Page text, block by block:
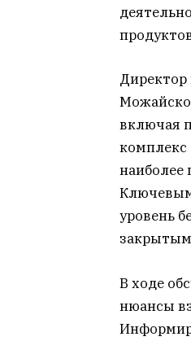
включая
комплекс
наиболее
уровень
В ходе
нюансы